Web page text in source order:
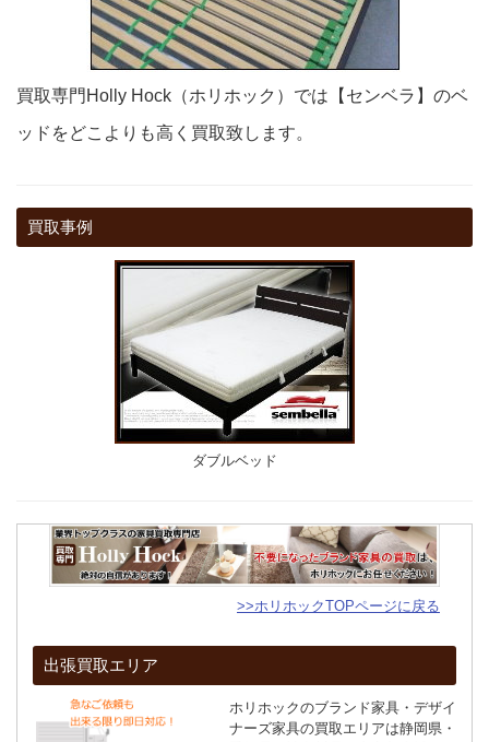
買取専門Holly Hock（ホリホック）では【センベラ】のベ
ッドをどこよりも高く買取致します。
買取事例
ダブルベッド
>>ホリホックTOPページに戻る
出張買取エリア
ホリホックのブランド家具・デザイ
ナーズ家具の買取エリアは静岡県・